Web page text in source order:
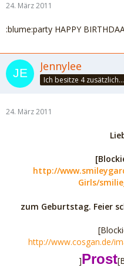
24. März 2011
:blume:party HAPPY
Jennylee
Ich besitze 4 zusätzliche Sinne: Unsinn, Blödsinn, Schwachsinn & Wahnsinn
24. März 2011
http://
Girls/
zum Geburtstag. Feier
http://www.cosgan.de/
]Prost